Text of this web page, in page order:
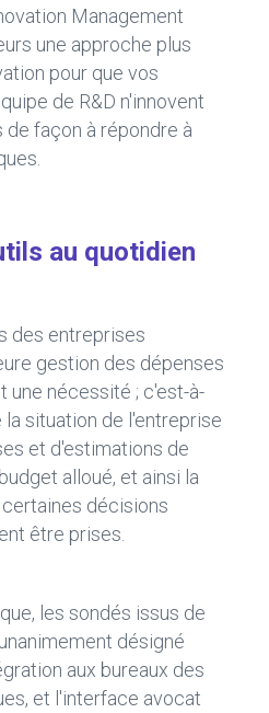
Management
une approche plus
pour que vos
de R&D n'innovent
de façon à répondre à
au quotidien
des entreprises
gestion des dépenses
une nécessité ; c'est-à-
situation de l'entreprise
et d'estimations de
alloué, et ainsi la
décisions
être prises.
les sondés issus de
désigné
aux bureaux des
et l'interface avocat